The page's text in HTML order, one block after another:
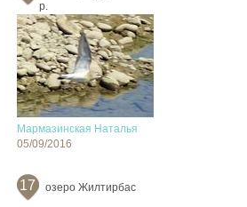
р.
Мармазинская Наталья
05/09/2016
17 озеро Жилтирбас